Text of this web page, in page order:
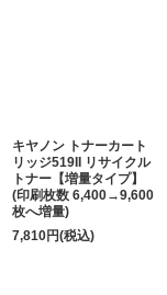
キヤノン トナーカート
リッジ519II リサイクル
トナー【増量タイプ】
(印刷枚数 6,400→9,600
枚へ増量)
7,810円(税込)